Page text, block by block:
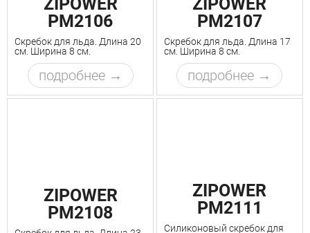
PM2106
Скребок для льда. Длина 20
см. Ширина 8 см.
подробнее
PM2107
Скребок для льда. Длина 17
см. Ширина 8 см.
подробнее
ZIPOWER
PM2108
ZIPOWER
PM2111
Силиконовый скребок для